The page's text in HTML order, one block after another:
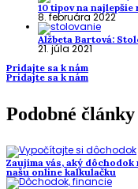
10 tipov na
8. februára 2022
Alžbeta Bartová:
21. júla 2021
Pridajte sa k nám
Pridajte sa k nám
Podobné články
Zaujíma vás, aký
našu online kalkulačku